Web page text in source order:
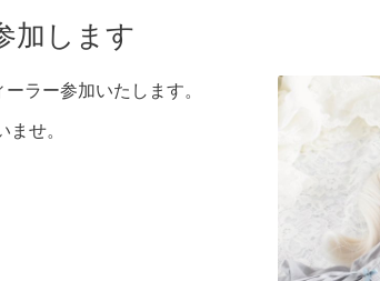
加します
ラー参加いたします。
せ。